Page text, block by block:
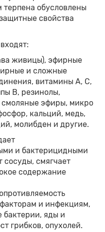
обусловлены
свойства
живицы), эфирные
и сложные
витамины А, C,
В, резинолы,
эфиры, микро
кальций, медь,
молибден и другие.
и бактерицидными
сосуды, смягчает
содержание
и инфекциям,
бактерии, яды и
грибков, опухолей.